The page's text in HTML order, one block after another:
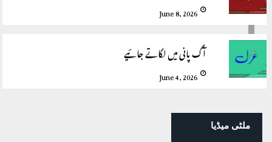
June 8, 2026
آگ پانی میں لگاتے جائیے
June 4, 2026
ملٹی میڈیا